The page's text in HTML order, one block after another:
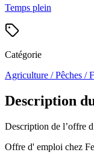
Temps plein
Catégorie
Agriculture / Pêches /
Description
Description de l’offre
Offre d' emploi chez